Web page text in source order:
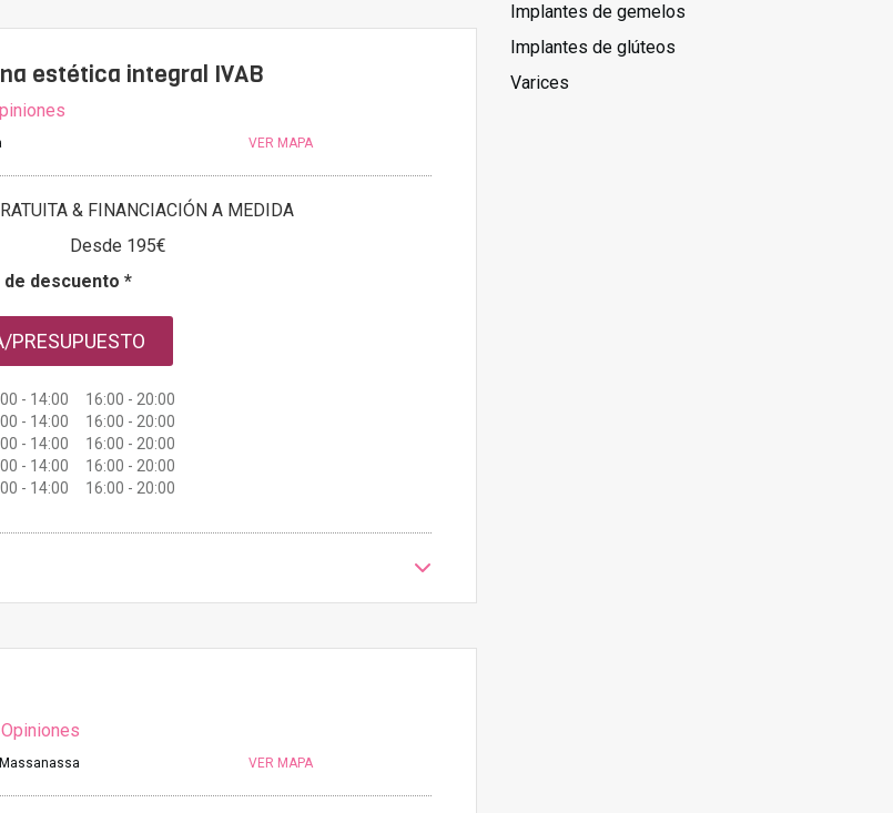
estética integral IVAB
VER MAPA
& FINANCIACIÓN A MEDIDA
Desde 195€
de descuento *
PRESUPUESTO
- 14:00 16:00 - 20:00
- 14:00 16:00 - 20:00
- 14:00 16:00 - 20:00
- 14:00 16:00 - 20:00
- 14:00 16:00 - 20:00
VER MAPA
Implantes de gemelos
Implantes de glúteos
Varices